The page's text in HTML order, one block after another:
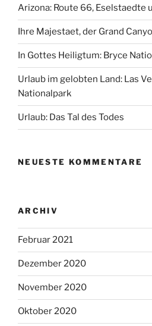
Arizona: Route 66, Eselstaedte
Ihre Majestaet, der Grand
In Gottes Heiligtum: Bryce
Urlaub im gelobten Land: Las
Nationalpark
Urlaub: Das Tal des Todes
NEUESTE KOMMENTARE
ARCHIV
Februar 2021
Dezember 2020
November 2020
Oktober 2020